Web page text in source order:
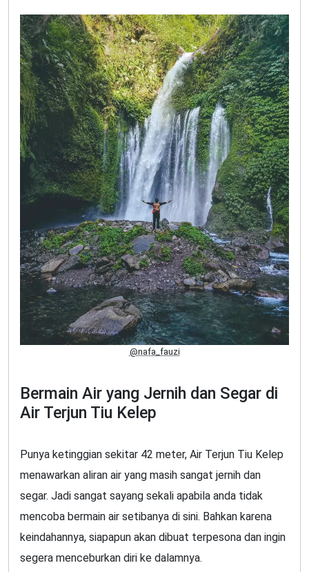
@nafa_fauzi
Bermain Air yang Jernih dan Segar di
Air Terjun Tiu Kelep
Punya ketinggian sekitar 42 meter, Air Terjun Tiu Kelep
menawarkan aliran air yang masih sangat jernih dan
segar. Jadi sangat sayang sekali apabila anda tidak
mencoba bermain air setibanya di sini. Bahkan karena
keindahannya, siapapun akan dibuat terpesona dan ingin
segera menceburkan diri ke dalamnya.